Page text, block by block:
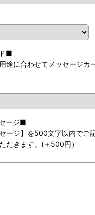
■
途に合わせてメッセージカ
ージ■
セージ】を500文字以内でご
だきます。(＋500円）